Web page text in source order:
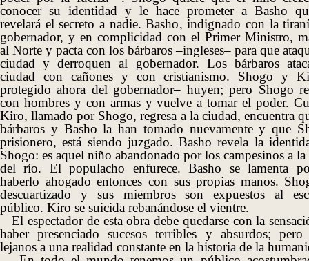
conocer su identidad y le hace prometer a Basho
revelará el secreto a nadie. Basho, indignado con la
gobernador, y en complicidad con el Primer Ministro,
al Norte y pacta con los bárbaros –ingleses– para que
ciudad y derroquen al gobernador. Los bárbaros
ciudad con cañones y con cristianismo. Shogo y
protegido ahora del gobernador– huyen; pero Shogo
con hombres y con armas y vuelve a tomar el poder.
Kiro, llamado por Shogo, regresa a la ciudad, encuentra
bárbaros y Basho la han tomado nuevamente y que
prisionero, está siendo juzgado. Basho revela la
Shogo: es aquel niño abandonado por los campesinos a
del río. El populacho enfurece. Basho se lamenta
haberlo ahogado entonces con sus propias manos.
descuartizado y sus miembros son expuestos al
público. Kiro se suicida rebanándose el vientre.
El espectador de esta obra debe quedarse con la
haber presenciado sucesos terribles y absurdos; pero
lejanos a una realidad constante en la historia de la